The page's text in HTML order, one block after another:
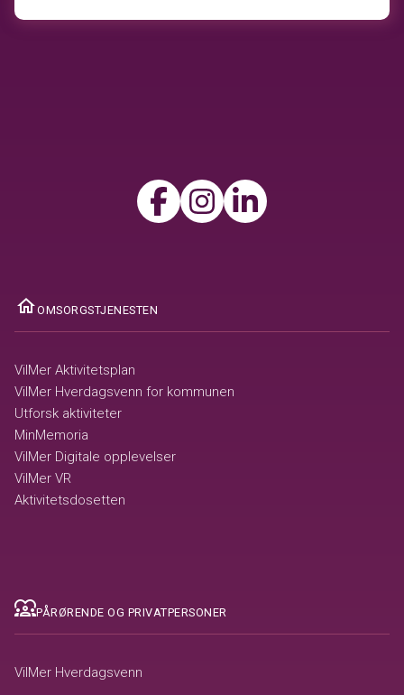
OMSORGSTJENESTEN
VilMer Aktivitetsplan
VilMer Hverdagsvenn for kommunen
Utforsk aktiviteter
MinMemoria
VilMer Digitale opplevelser
VilMer VR
Aktivitetsdosetten
diversity_1PÅRØRENDE OG PRIVATPERSONER
VilMer Hverdagsvenn